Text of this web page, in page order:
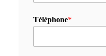
Téléphone*